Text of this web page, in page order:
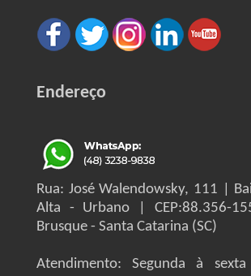
Endereço
Rua: José Walendowsky, 111 |
Alta - Urbano | CEP:88.356-
Brusque - Santa Catarina (SC)
Atendimento: Segunda à